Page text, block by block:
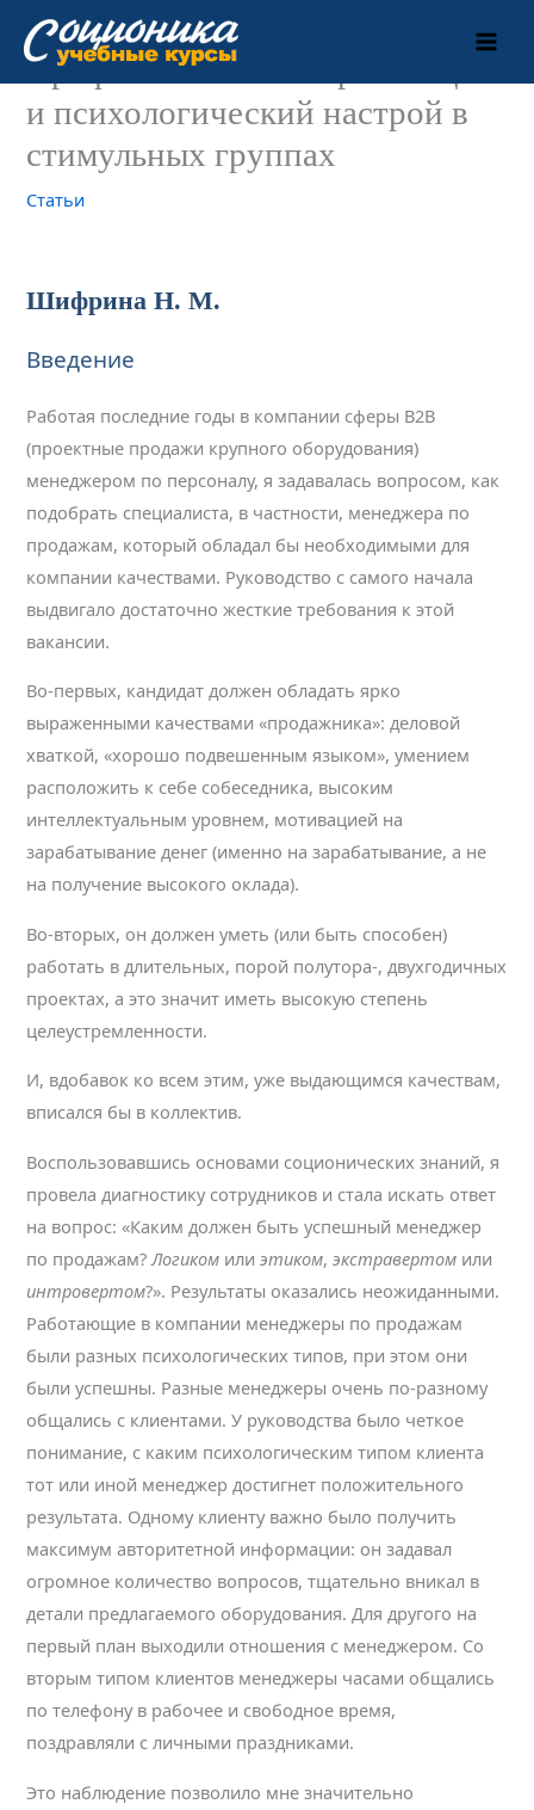
Перейти
содержимому
Профессиональная ориентация
и психологический настрой в
стимульных группах
Статьи
Шифрина Н. М.
Введение
Работая последние годы в компании сферы B2B
(проектные продажи крупного оборудования)
менеджером по персоналу, я задавалась вопросом, как
подобрать специалиста, в частности, менеджера по
продажам, который обладал бы необходимыми для
компании качествами. Руководство с самого начала
выдвигало достаточно жесткие требования к этой
вакансии.
Во-первых, кандидат должен обладать ярко
выраженными качествами «продажника»: деловой
хваткой, «хорошо подвешенным языком», умением
расположить к себе собеседника, высоким
интеллектуальным уровнем, мотивацией на
зарабатывание денег (именно на зарабатывание, а не
на получение высокого оклада).
Во-вторых, он должен уметь (или быть способен)
работать в длительных, порой полутора-, двухгодичных
проектах, а это значит иметь высокую степень
целеустремленности.
И, вдобавок ко всем этим, уже выдающимся качествам,
вписался бы в коллектив.
Воспользовавшись основами соционических знаний, я
провела диагностику сотрудников и стала искать ответ
на вопрос: «Каким должен быть успешный менеджер
по продажам? Логиком илиэтиком,экстравертом или
интровертом?». Результаты оказались неожиданными.
Работающие в компании менеджеры по продажам
были разных психологических типов, при этом они
были успешны. Разные менеджеры очень по-разному
общались с клиентами. У руководства было четкое
понимание, с каким психологическим типом клиента
тот или иной менеджер достигнет положительного
результата. Одному клиенту важно было получить
максимум авторитетной информации: он задавал
огромное количество вопросов, тщательно вникал в
детали предлагаемого оборудования. Для другого на
первый план выходили отношения с менеджером. Со
вторым типом клиентов менеджеры часами общались
по телефону в рабочее и свободное время,
поздравляли с личными праздниками.
Это наблюдение позволило мне значительно